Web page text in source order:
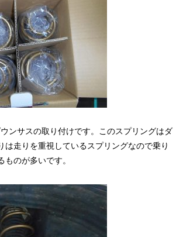
ンサスの取り付けです。このスプリングはダ
は走りを重視しているスプリングなので乗り
のが多いです。